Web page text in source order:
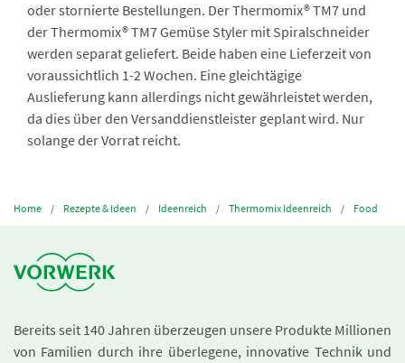
oder stornierte Bestellungen. Der Thermomix® TM7 und
der Thermomix® TM7 Gemüse Styler mit Spiralschneider
werden separat geliefert. Beide haben eine Lieferzeit von
voraussichtlich 1-2 Wochen. Eine gleichtägige
Auslieferung kann allerdings nicht gewährleistet werden,
da dies über den Versanddienstleister geplant wird. Nur
solange der Vorrat reicht.
Home Rezepte & Ideen Ideenreich Thermomix Ideenreich Food
Bereits seit 140 Jahren überzeugen unsere Produkte Millionen
von Familien durch ihre überlegene, innovative Technik und